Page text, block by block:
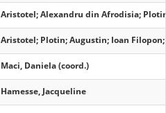
Aristotel; Alexandru din Afrodisia;
Aristotel; Plotin; Augustin; Ioan
Maci, Daniela (coord.)
Hamesse, Jacqueline